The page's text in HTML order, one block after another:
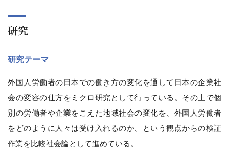
研究
研究テーマ
外国人労働者の日本での働き方の変化を通して日本の企業社
会の変容の仕方をミクロ研究として行っている。その上で個
別の労働者や企業をこえた地域社会の変化を、外国人労働者
をどのように人々は受け入れるのか、という観点からの検証
作業を比較社会論として進めている。